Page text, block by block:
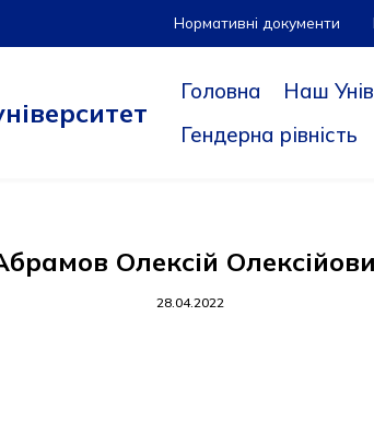
Нормативні документи
Головна Наш
Гендерна рівність
Олексій
28.04.2022